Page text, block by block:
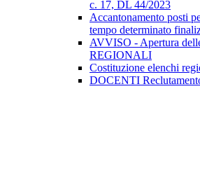
c. 17, DL 44/2023
Accantonamento posti
tempo determinato
AVVISO - Apertura
REGIONALI
Costituzione elenchi
DOCENTI